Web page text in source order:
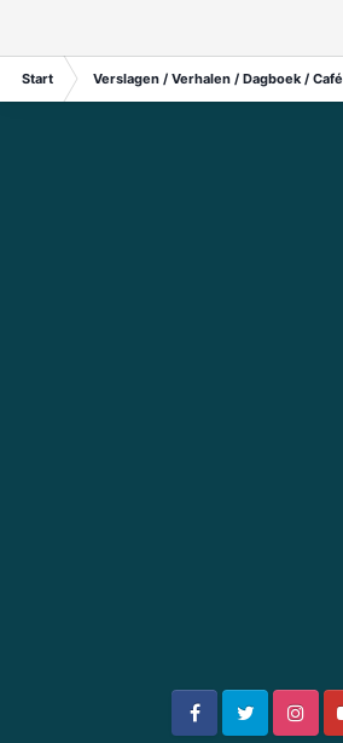
Start Verslagen / Verhalen / Dagboek / Café